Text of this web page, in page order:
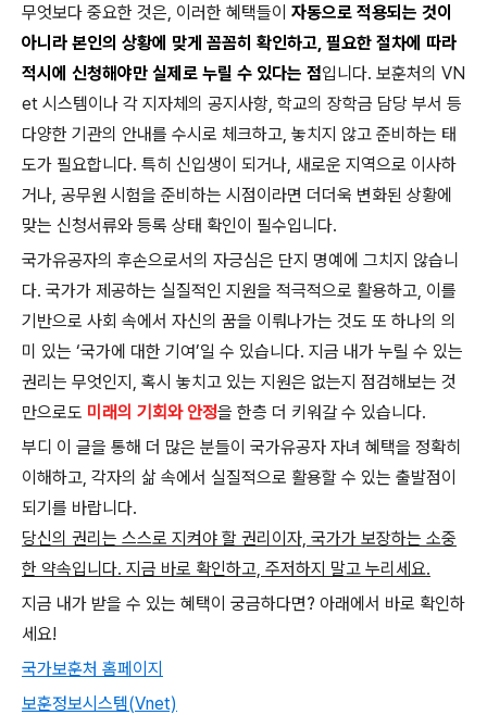
무엇보다 중요한 것은, 이러한 혜택들이 자동으로 적용되는 것이
아니라 본인의 상황에 맞게 꼼꼼히 확인하고, 필요한 절차에 따라
적시에 신청해야만 실제로 누릴 수 있다는 점입니다. 보훈처의 VN
et 시스템이나 각 지자체의 공지사항, 학교의 장학금 담당 부서 등
다양한 기관의 안내를 수시로 체크하고, 놓치지 않고 준비하는 태
도가 필요합니다. 특히 신입생이 되거나, 새로운 지역으로 이사하
거나, 공무원 시험을 준비하는 시점이라면 더더욱 변화된 상황에
맞는 신청서류와 등록 상태 확인이 필수입니다.
국가유공자의 후손으로서의 자긍심은 단지 명예에 그치지 않습니
다. 국가가 제공하는 실질적인 지원을 적극적으로 활용하고, 이를
기반으로 사회 속에서 자신의 꿈을 이뤄나가는 것도 또 하나의 의
미 있는 ‘국가에 대한 기여’일 수 있습니다. 지금 내가 누릴 수 있는
권리는 무엇인지, 혹시 놓치고 있는 지원은 없는지 점검해보는 것
만으로도 미래의 기회와 안정을 한층 더 키워갈 수 있습니다.
부디 이 글을 통해 더 많은 분들이 국가유공자 자녀 혜택을 정확히
이해하고, 각자의 삶 속에서 실질적으로 활용할 수 있는 출발점이
되기를 바랍니다.
당신의 권리는 스스로 지켜야 할 권리이자, 국가가 보장하는 소중
한 약속입니다. 지금 바로 확인하고, 주저하지 말고 누리세요.
지금 내가 받을 수 있는 혜택이 궁금하다면? 아래에서 바로 확인하
세요!
국가보훈처 홈페이지
보훈정보시스템(Vnet)